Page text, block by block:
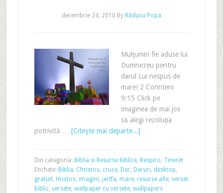
decembrie 24, 2010 By Răducu Popa
Mulţumiri fie aduse lui
Dumnezeu pentru
darul Lui nespus de
mare! 2 Corinteni
9:15 Click pe
imaginea de mai jos
să alegi rezoluţia
potrivită … [Citeşte mai departe...]
Din categoria: Biblia si Resurse Biblice, Respiro, Tineret
Etichete: Biblia, Christos, cruce, Dar, Daruri, desktop,
gratuit, Hristos, imagini, jertfa, mare, resurse alte, verset
biblic, versete, wallpaper cu versete, wallpapers